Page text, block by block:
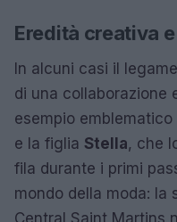
Eredità creativa
In alcuni casi il
di una collaborazione
esempio emblematico
e la figlia Stella, che
fila durante i primi
mondo della moda: la
Central Saint Martins